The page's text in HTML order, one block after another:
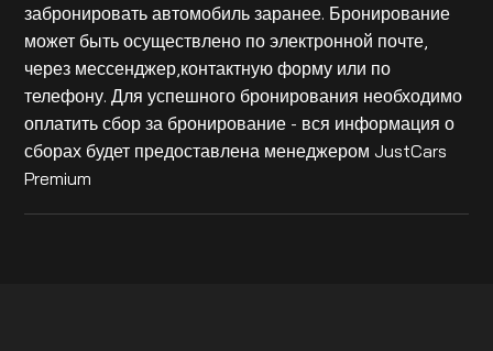
забронировать автомобиль заранее. Бронирование
может быть осуществлено по электронной почте,
через мессенджер,контактную форму или по
телефону. Для успешного бронирования необходимо
оплатить сбор за бронирование - вся информация о
сборах будет предоставлена менеджером JustCars
Premium